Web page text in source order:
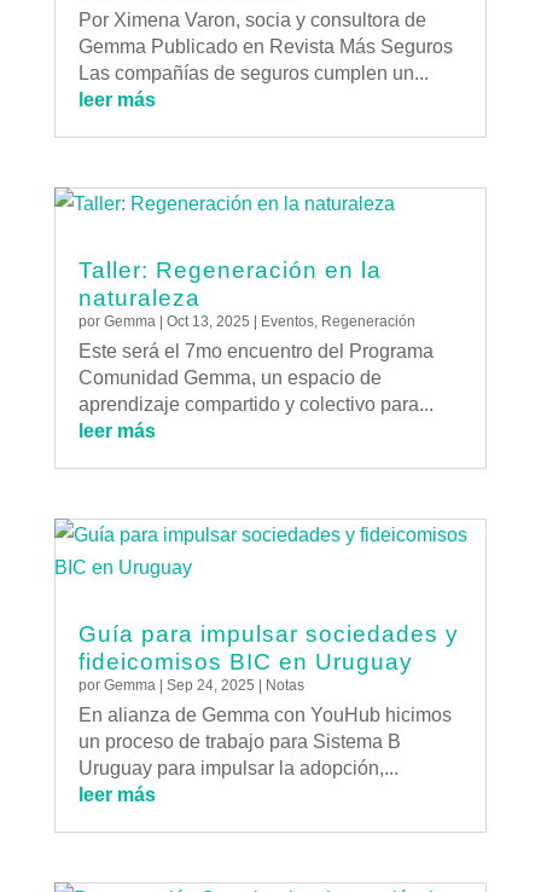
Por Ximena Varon, socia y consultora de
Gemma Publicado en Revista Más Seguros
Las compañías de seguros cumplen un...
leer más
Taller: Regeneración en la
naturaleza
por Gemma| Oct 13, 2025 | Eventos, Regeneración
Este será el 7mo encuentro del Programa
Comunidad Gemma, un espacio de
aprendizaje compartido y colectivo para...
leer más
Guía para impulsar sociedades y
fideicomisos BIC en Uruguay
por Gemma| Sep 24, 2025 Notas
En alianza de Gemma con YouHub hicimos
un proceso de trabajo para Sistema B
Uruguay para impulsar la adopción,...
leer más